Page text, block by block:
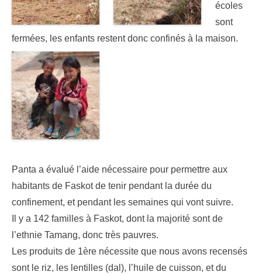
écoles
sont
fermées, les enfants restent donc confinés à la maison.
Panta a évalué l’aide nécessaire pour permettre aux
habitants de Faskot de tenir pendant la durée du
confinement, et pendant les semaines qui vont suivre.
Il y a 142 familles à Faskot, dont la majorité sont de
l’ethnie Tamang, donc très pauvres.
Les produits de 1ère nécessite que nous avons recensés
sont le riz, les lentilles (dal), l’huile de cuisson, et du